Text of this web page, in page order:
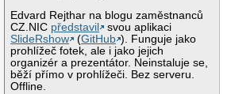
Edvard Rejthar na blogu zaměstnanců
CZ.NIC představil
svou aplikaci
SlideRshow
(GitHub ). Funguje jako
prohlížeč fotek, ale i jako jejich
organizér a prezentátor. Neinstaluje se,
běží přímo v prohlížeči. Bez serveru.
Offline.